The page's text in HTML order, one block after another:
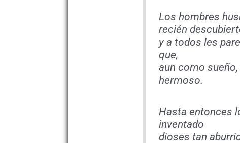
Los hombres
recién
y a todos les
que,
aun como
hermoso.
Hasta entonces
inventado
dioses tan